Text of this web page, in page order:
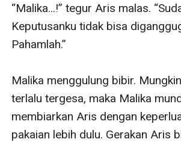
“Malika...!” tegur Aris malas.
Keputusanku tidak bisa
Pahamlah.”
Malika menggulung bibir.
terlalu tergesa, maka Malika
membiarkan Aris dengan
pakaian lebih dulu. Gerakan Aris